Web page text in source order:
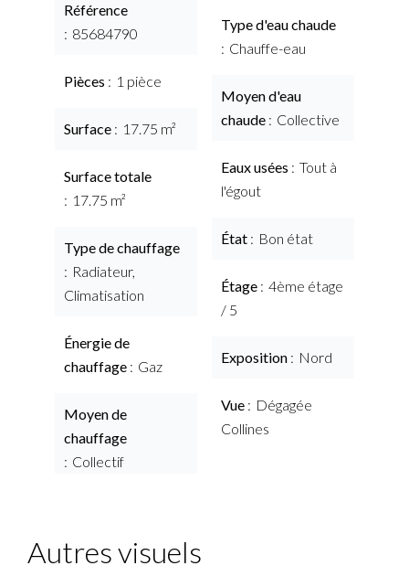
Référence
85684790
Pièces 1 pièce
Surface 17.75 m²
Surface totale
17.75 m²
Type de chauffage
Radiateur,
Climatisation
Énergie de
chauffage
Gaz
Moyen de
chauffage
Collectif
Type d'eau chaude
Chauffe-eau
Moyen d'eau
chaude
Collective
Eaux usées
Tout à
l'égout
État Bon état
Étage
4ème étage
/ 5
Exposition Nord
Vue
Dégagée
Collines
Autres visuels